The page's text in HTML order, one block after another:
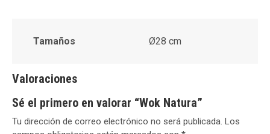
Tamaños Ø28 cm
Valoraciones
Sé el primero en valorar “Wok Natura”
Tu dirección de correo electrónico no será publicada. Los